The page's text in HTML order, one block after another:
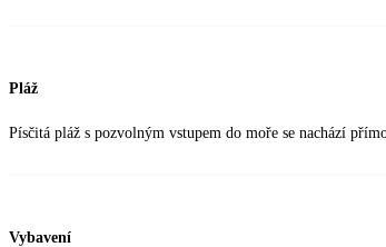
Pláž
Písčitá pláž s pozvolným vstupem do moře se nachází
Vybavení